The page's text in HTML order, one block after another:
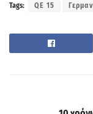
Tags: QE 15